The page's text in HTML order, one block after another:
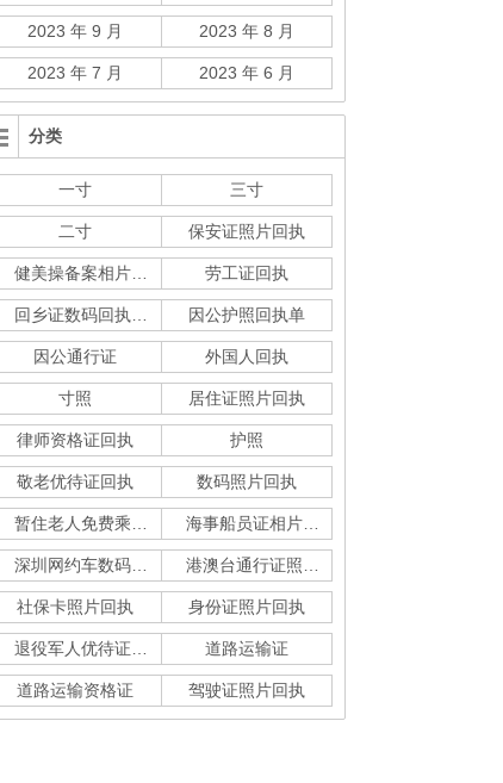
2023 年 9 月 2023 年 8 月
2023 年 7 月 2023 年 6 月
分类
一寸 三寸
二寸 保安证照片回执
劳工证回执
因公护照回执单
因公通行证 外国人回执
寸照 居住证照片回执
律师资格证回执 护照
敬老优待证回执 数码照片回执
海事船员证相片采集
社保卡照片回执 身份证照片回执
道路运输证
道路运输资格证 驾驶证照片回执